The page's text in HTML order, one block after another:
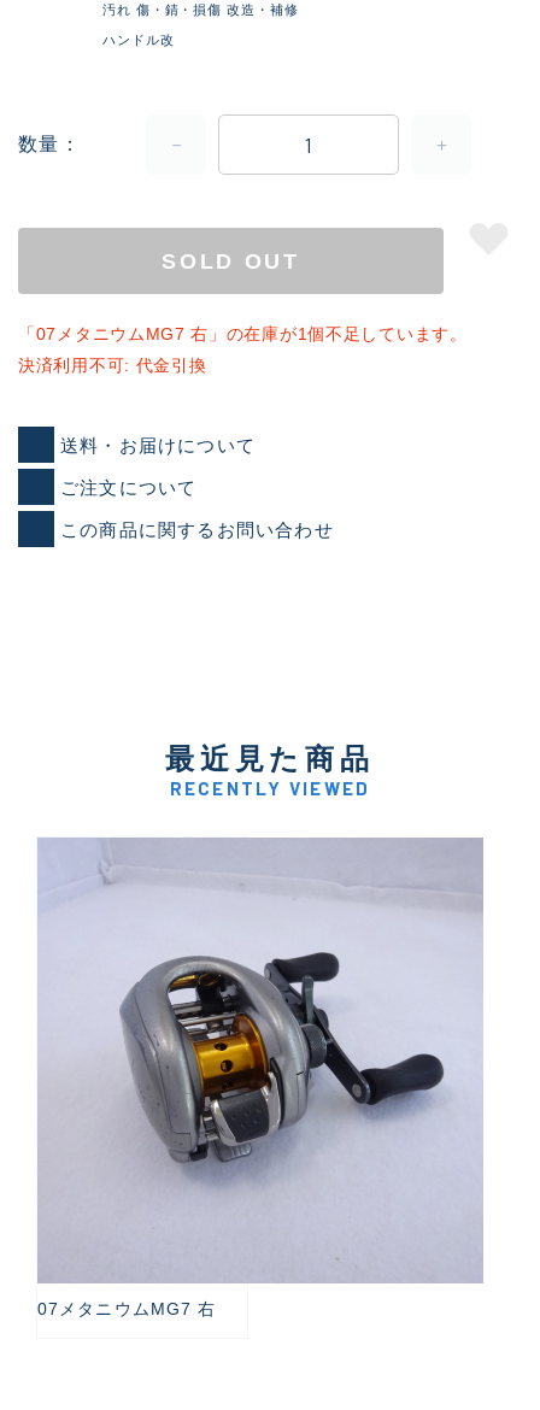
汚れ 傷・錆・損傷 改造・補修
ハンドル改
数量
SOLD OUT
「07メタニウムMG7 右」の在庫が1個不足しています。
決済利用不可: 代金引換
送料・お届けについて
ご注文について
この商品に関するお問い合わせ
最近見た商品
RECENTLY VIEWED
07メタニウムMG7 右